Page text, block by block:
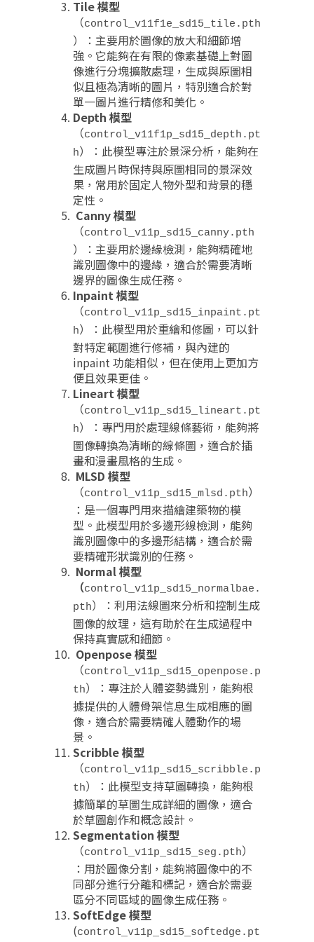
Tile 模型
（control_v11f1e_sd15_tile.pth
）：主要用於圖像的放大和細節增
強。它能夠在有限的像素基礎上對圖
像進行分塊擴散處理，生成與原圖相
似且極為清晰的圖片，特別適合於對
單一圖片進行精修和美化 。
Depth 模型
（control_v11f1p_sd15_depth.pt
h）：此模型專注於景深分析，能夠在
生成圖片時保持與原圖相同的景深效
果，常用於固定人物外型和背景的穩
定性 。
Canny 模型
（control_v11p_sd15_canny.pth
）：主要用於邊緣檢測，能夠精確地
識別圖像中的邊緣，適合於需要清晰
邊界的圖像生成任務 。
Inpaint 模型
（control_v11p_sd15_inpaint.pt
h）：此模型用於重繪和修圖，可以針
對特定範圍進行修補，與內建的
inpaint 功能相似，但在使用上更加方
便且效果更佳 。
Lineart 模型
（control_v11p_sd15_lineart.pt
h）：專門用於處理線條藝術，能夠將
圖像轉換為清晰的線條圖，適合於插
畫和漫畫風格的生成 。
MLSD 模型
（control_v11p_sd15_mlsd.pth）
：是一個專門用來描繪建築物的模
型。此模型用於多邊形線檢測，能夠
識別圖像中的多邊形結構，適合於需
要精確形狀識別的任務 。
Normal 模型
（control_v11p_sd15_normalbae.
pth）：利用法線圖來分析和控制生成
圖像的紋理，這有助於在生成過程中
保持真實感和細節 。
Openpose 模型
（control_v11p_sd15_openpose.p
th）：專注於人體姿勢識別，能夠根
據提供的人體骨架信息生成相應的圖
像，適合於需要精確人體動作的場
景 。
Scribble 模型
（control_v11p_sd15_scribble.p
th）：此模型支持草圖轉換，能夠根
據簡單的草圖生成詳細的圖像，適合
於草圖創作和概念設計 。
Segmentation 模型
（control_v11p_sd15_seg.pth）
：用於圖像分割，能夠將圖像中的不
同部分進行分離和標記，適合於需要
區分不同區域的圖像生成任務 。
SoftEdge 模型
(control_v11p_sd15_softedge.pt